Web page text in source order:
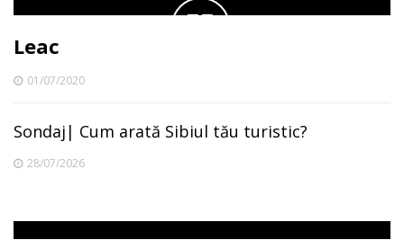
Leac
01/07/2020
Sondaj| Cum arată Sibiul tău turistic?
28/07/2026